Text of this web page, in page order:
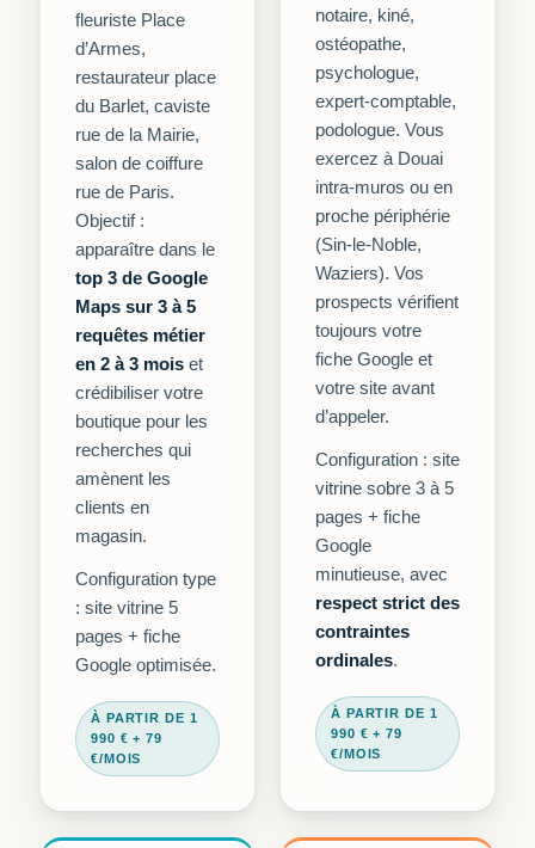
fleuriste Place
d’Armes,
restaurateur place
du Barlet, caviste
rue de la Mairie,
salon de coiffure
rue de Paris.
Objectif :
apparaître dans le
top 3 de Google
Maps sur 3 à 5
requêtes métier
en 2 à 3 mois et
crédibiliser votre
boutique pour les
recherches qui
amènent les
clients en
magasin.
Configuration type
: site vitrine 5
pages + fiche
Google optimisée.
À PARTIR DE 1
990 € + 79
€/MOIS
notaire, kiné,
ostéopathe,
psychologue,
expert-comptable,
podologue. Vous
exercez à Douai
intra-muros ou en
proche périphérie
(Sin-le-Noble,
Waziers). Vos
prospects vérifient
toujours votre
fiche Google et
votre site avant
d’appeler.
Configuration : site
vitrine sobre 3 à 5
pages + fiche
Google
minutieuse, avec
respect strict des
contraintes
ordinales.
À PARTIR DE 1
990 € + 79
€/MOIS